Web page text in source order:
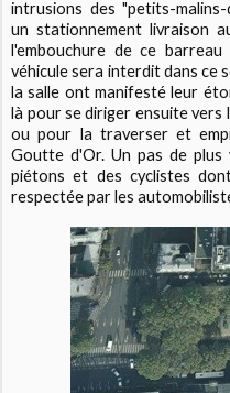
intrusions des "petits-
un stationnement livraison
l'embouchure de ce
véhicule sera interdit dans ce
la salle ont manifesté leur
là pour se diriger ensuite vers
ou pour la traverser et
Goutte d'Or. Un pas de plus
piétons et des cyclistes
respectée par les